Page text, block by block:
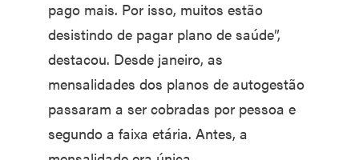
pago mais. Por isso, muitos estão
desistindo de pagar plano de saúde”,
destacou. Desde janeiro, as
mensalidades dos planos de autogestão
passaram a ser cobradas por pessoa e
segundo a faixa etária. Antes, a